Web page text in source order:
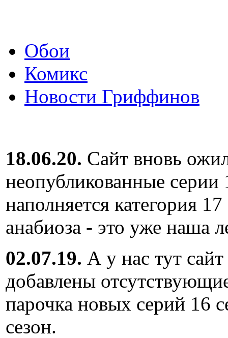
Обои
Комикс
Новости Гриффинов
18.06.20. Сайт вновь
неопубликованные серии
наполняется категория
анабиоза - это уже наша
02.07.19. А у нас тут
добавлены
парочка новых серий 16
сезон.